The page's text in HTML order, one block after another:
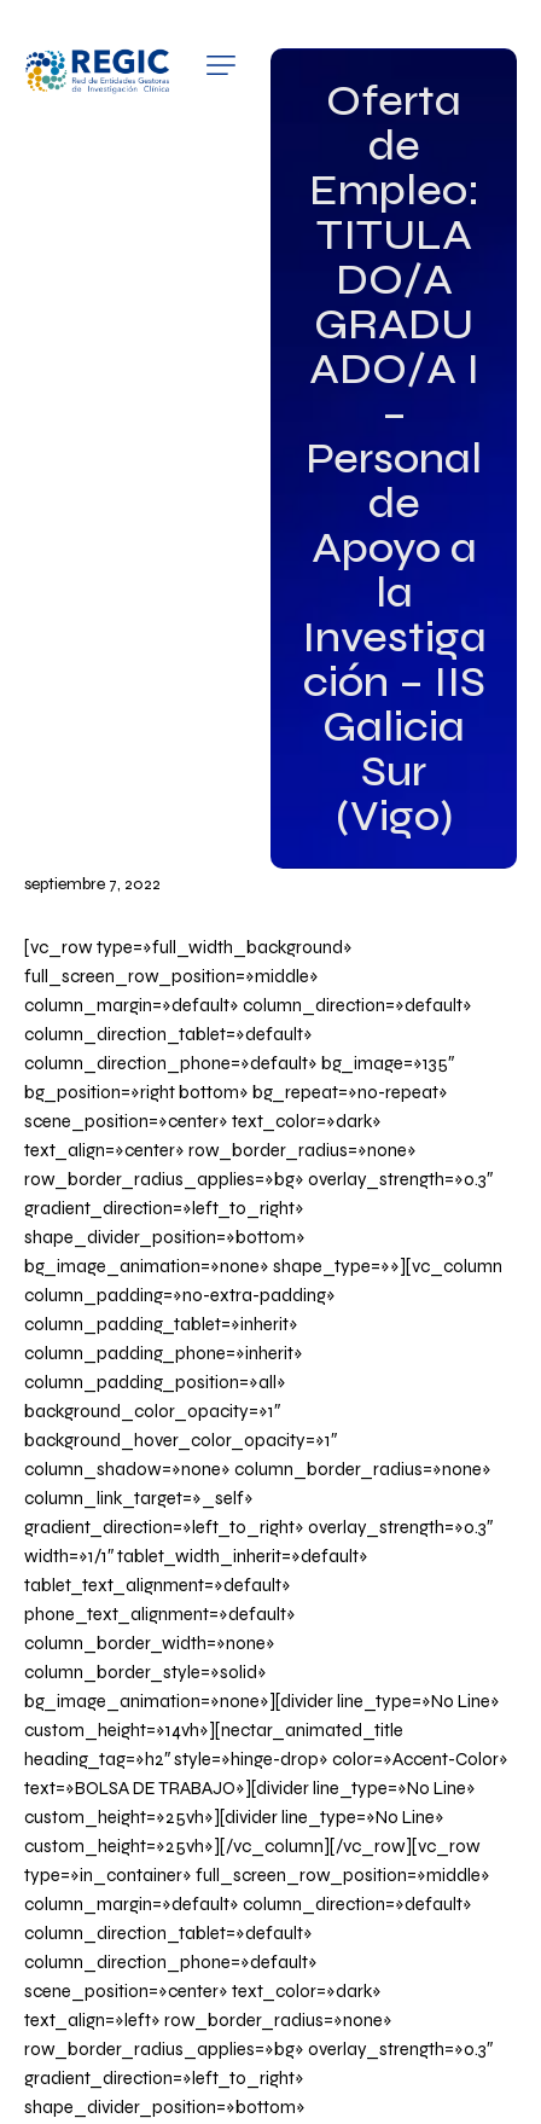
Oferta
de
Empleo:
TITULA
DO/A
GRADU
ADO/A I
–
Personal
de
Apoyo a
la
Investiga
ción – IIS
Galicia
Sur
(Vigo)
QUIÉNES SOMOS
PATROCINADORES
GRUPOS DE INTERÉS
septiembre 7, 2022
[vc_row type=»full_width_background»
full_screen_row_position=»middle»
column_margin=»default» column_direction=»default»
column_direction_tablet=»default»
column_direction_phone=»default» bg_image=»135″
bg_position=»right bottom» bg_repeat=»no-repeat»
scene_position=»center» text_color=»dark»
text_align=»center» row_border_radius=»none»
row_border_radius_applies=»bg» overlay_strength=»0.3″
gradient_direction=»left_to_right»
shape_divider_position=»bottom»
bg_image_animation=»none» shape_type=»»][vc_column
column_padding=»no-extra-padding»
column_padding_tablet=»inherit»
column_padding_phone=»inherit»
column_padding_position=»all»
background_color_opacity=»1″
background_hover_color_opacity=»1″
column_shadow=»none» column_border_radius=»none»
column_link_target=»_self»
gradient_direction=»left_to_right» overlay_strength=»0.3″
width=»1/1″ tablet_width_inherit=»default»
tablet_text_alignment=»default»
phone_text_alignment=»default»
column_border_width=»none»
column_border_style=»solid»
bg_image_animation=»none»][divider line_type=»No Line»
custom_height=»14vh»][nectar_animated_title
heading_tag=»h2″ style=»hinge-drop» color=»Accent-Color»
text=»BOLSA DE TRABAJO»][divider line_type=»No Line»
custom_height=»25vh»][divider line_type=»No Line»
custom_height=»25vh»][/vc_column][/vc_row][vc_row
type=»in_container» full_screen_row_position=»middle»
column_margin=»default» column_direction=»default»
column_direction_tablet=»default»
column_direction_phone=»default»
scene_position=»center» text_color=»dark»
text_align=»left» row_border_radius=»none»
row_border_radius_applies=»bg» overlay_strength=»0.3″
gradient_direction=»left_to_right»
shape_divider_position=»bottom»